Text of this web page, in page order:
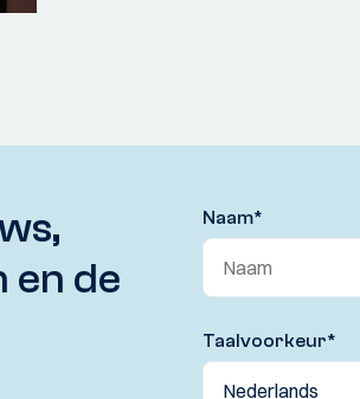
en de
Naam*
Taalvoorkeur*